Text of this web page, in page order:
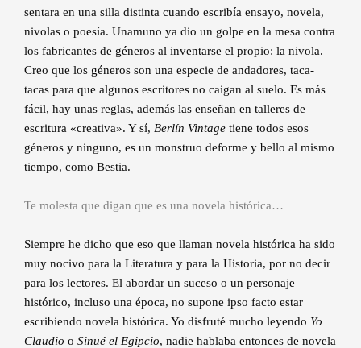
sentara en una silla distinta cuando escribía ensayo, novela,
nivolas o poesía. Unamuno ya dio un golpe en la mesa contra
los fabricantes de géneros al inventarse el propio: la nivola.
Creo que los géneros son una especie de andadores, taca-
tacas para que algunos escritores no caigan al suelo. Es más
fácil, hay unas reglas, además las enseñan en talleres de
escritura «creativa». Y sí, Berlín Vintage tiene todos esos
géneros y ninguno, es un monstruo deforme y bello al mismo
tiempo, como Bestia.
Te molesta que digan que es una novela histórica…
Siempre he dicho que eso que llaman novela histórica ha sido
muy nocivo para la Literatura y para la Historia, por no decir
para los lectores. El abordar un suceso o un personaje
histórico, incluso una época, no supone ipso facto estar
escribiendo novela histórica. Yo disfruté mucho leyendo Yo
Claudio o Sinué el Egipcio, nadie hablaba entonces de novela